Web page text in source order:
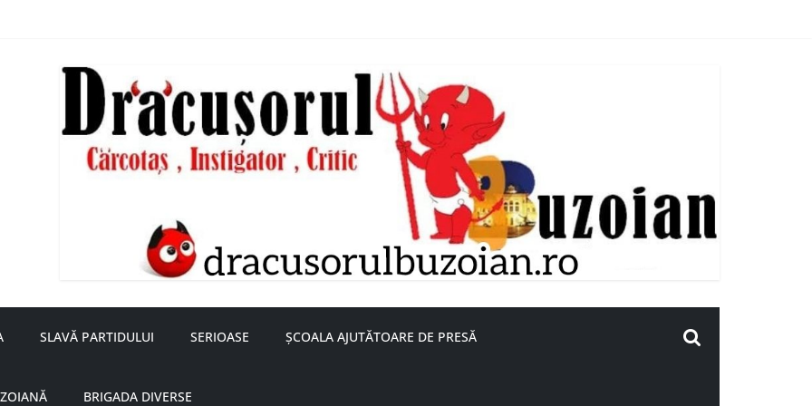
SLAVĂ PARTIDULUI SERIOASE ȘCOALA AJUTĂTOARE DE PRESĂ
BRIGADA DIVERSE